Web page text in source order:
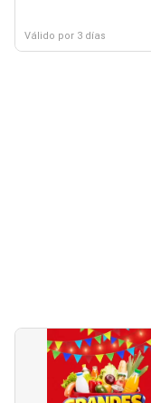
Válido por 3 días